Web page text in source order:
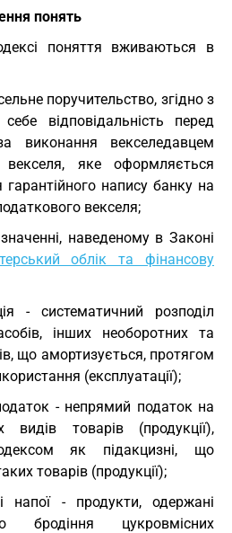
понять
поняття вживаються в
поручительство, згідно з
відповідальність перед
виконання векселедавцем
векселя, яке оформляється
напису банку на
векселя;
наведеному в Законі
облік та фінансову
- систематичний розподіл
інших необоротних та
що амортизується, протягом
(експлуатації);
- непрямий податок на
товарів (продукції),
як підакцизні, що
товарів (продукції);
напої - продукти, одержані
бродіння цукровмісних